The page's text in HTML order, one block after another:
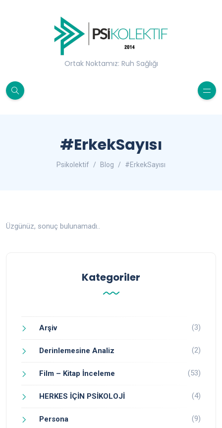
Ortak Noktamız: Ruh Sağlığı
#ErkekSayısı
Psikolektif Blog #ErkekSayısı
Üzgünüz, sonuç bulunamadı..
Kategoriler
Arşiv (3)
Derinlemesine Analiz (2)
Film – Kitap İnceleme (53)
HERKES İÇİN PSİKOLOJİ (4)
Persona (9)